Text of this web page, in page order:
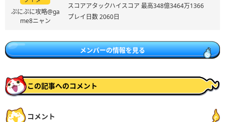
ぷにぷに攻略@ga
me8ニャン
スコアアタックハイスコア 最高348億3464万1366
プレイ日数 2060日
メンバーの情報を見る
この記事へのコメント
コメント